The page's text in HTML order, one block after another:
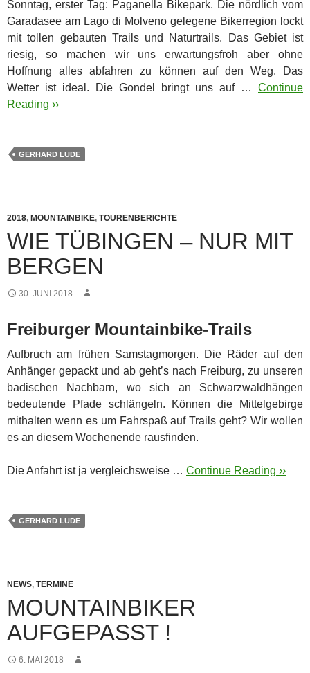
Sonntag, erster Tag: Paganella Bikepark. Die nördlich vom
Garadasee am Lago di Molveno gelegene Bikerregion lockt
mit tollen gebauten Trails und Naturtrails. Das Gebiet ist
riesig, so machen wir uns erwartungsfroh aber ohne
Hoffnung alles abfahren zu können auf den Weg. Das
Wetter ist ideal. Die Gondel bringt uns auf … Continue
Reading ››
GERHARD LUDE
2018, MOUNTAINBIKE, TOURENBERICHTE
WIE TÜBINGEN – NUR MIT
BERGEN
30. JUNI 2018
Freiburger Mountainbike-Trails
Aufbruch am frühen Samstagmorgen. Die Räder auf den
Anhänger gepackt und ab geht’s nach Freiburg, zu unseren
badischen Nachbarn, wo sich an Schwarzwaldhängen
bedeutende Pfade schlängeln. Können die Mittelgebirge
mithalten wenn es um Fahrspaß auf Trails geht? Wir wollen
es an diesem Wochenende rausfinden.
Die Anfahrt ist ja vergleichsweise … Continue Reading ››
GERHARD LUDE
NEWS, TERMINE
MOUNTAINBIKER
AUFGEPASST !
6. MAI 2018